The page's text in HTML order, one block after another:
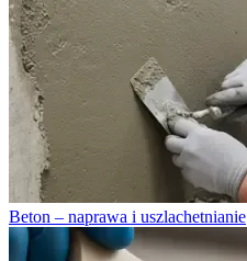
Beton – naprawa i uszlachetnianie